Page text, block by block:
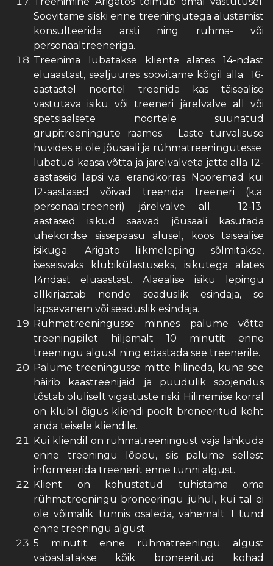
Soovitame siiski enne treeningutega alustamist
konsulteerida arsti ning rühma- või
personaaltreeneriga.
Treenima lubatakse kliente alates 14-ndast
eluaastast, sealjuures soovitame kõigil alla 16-
aastastel noortel treenida kas täisealise
vastutava isiku või treeneri järelvalve all või
spetsiaalsete noortele suunatud
grupitreeningute raames. Laste turvalisuse
huvides ei ole jõusaali ja rühmatreeningutesse
lubatud kaasa võtta ja järelvalveta jätta alla 12-
aastaseid lapsi v.a. erandkorras. Nooremad kui
12-aastased võivad treenida treeneri (k.a.
personaaltreeneri) järelvalve all. 12-13
aastased isikud saavad jõusaali kasutada
ühekordse sissepääsu alusel, koos täisealise
isikuga. Arigato liikmeleping sõlmitakse,
iseseisvaks klubikülastuseks, isikutega alates
14ndast eluaastast. Alaealise isiku lepingu
allkirjastab nende seaduslik esindaja, so
lapsevanem või seaduslik esindaja.
Rühmatreeningusse minnes palume võtta
treeningpilet hiljemalt 10 minutit enne
treeningu algust ning edastada see treenerile.
Palume treeningusse mitte hilineda, kuna see
häirib kaastreenijaid ja puudulik soojendus
tõstab oluliselt vigastuste riski. Hilinemise korral
on klubil õigus kliendi poolt broneeritud koht
anda teisele kliendile.
Kui kliendil on rühmatreeningust vaja lahkuda
enne treeningu lõppu, siis palume sellest
informeerida treenerit enne tunni algust.
Klient on kohustatud tühistama oma
rühmatreeningu broneeringu juhul, kui tal ei
ole võimalik tunnis osaleda, vähemalt 1 tund
enne treeningu algust.
5 minutit enne rühmatreeningu algust
vabastatakse kõik broneeritud kohad